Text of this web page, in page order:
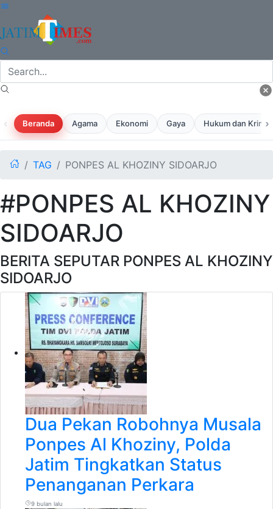
‹ Beranda Agama Ekonomi Gaya Hukum dan ›
TAG PONPES AL KHOZINY SIDOARJO
#PONPES AL KHOZINY
SIDOARJO
BERITA SEPUTAR PONPES AL KHOZINY
SIDOARJO
Dua Pekan Robohnya Musala
Ponpes Al Khoziny, Polda
Jatim Tingkatkan Status
Penanganan Perkara
9 bulan lalu